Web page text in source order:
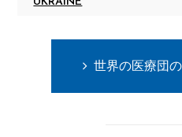
世界の医療団